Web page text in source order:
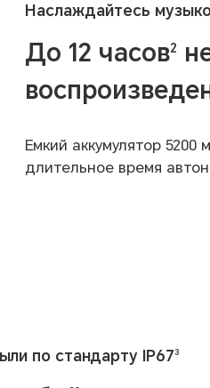
Наслаждайтесь
До 12 часов2
Емкий аккумулятор 5200
длительное время
по стандарту IP673